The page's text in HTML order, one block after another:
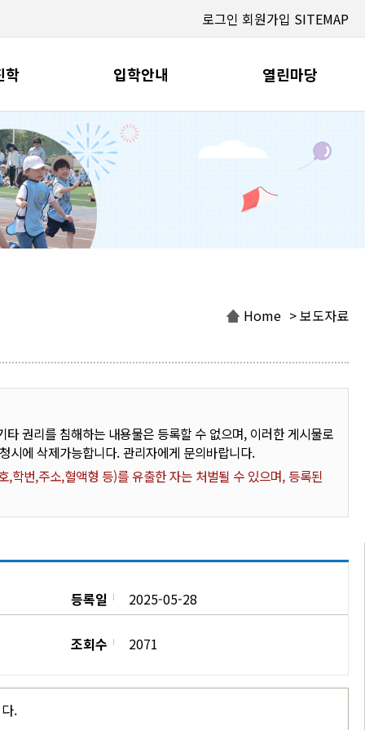
로그인 회원가입 SITEMAP
학 입학안내 열린마당
Home > 보도자료
권리를 침해하는 내용물은 등록할 수 없으며, 이러한 게시물로
시에 삭제가능합니다. 관리자에게 문의바랍니다.
번,주소,혈액형 등)를 유출한 자는 처벌될 수 있으며, 등록된
등록일 2025-05-28
조회수 2071
.